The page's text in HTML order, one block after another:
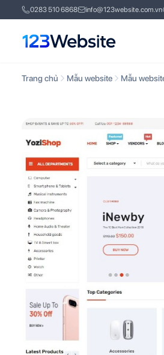
0283 510 6868 info@123website.com.vn
Trang chủ Mẫu website Mẫu